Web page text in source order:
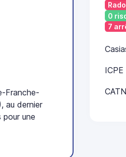
Franche-
au dernier
une
0
7
ICPE